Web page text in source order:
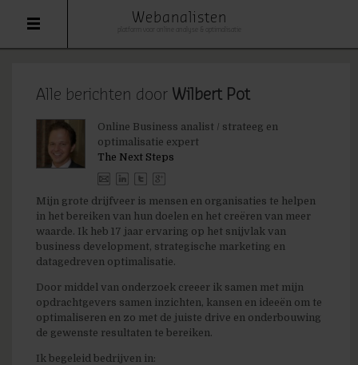
Webanalisten
Alle berichten door Wilbert Pot
Online Business analist / strateeg en
optimalisatie expert
The Next Steps
Mijn grote drijfveer is mensen en organisaties te helpen
in het bereiken van hun doelen en het creëren van meer
waarde. Ik heb 17 jaar ervaring op het snijvlak van
business development, strategische marketing en
datagedreven optimalisatie.
Door middel van onderzoek creeer ik samen met mijn
opdrachtgevers samen inzichten, kansen en ideeën om te
optimaliseren en zo met de juiste drive en onderbouwing
de gewenste resultaten te bereiken.
Ik begeleid bedrijven in: